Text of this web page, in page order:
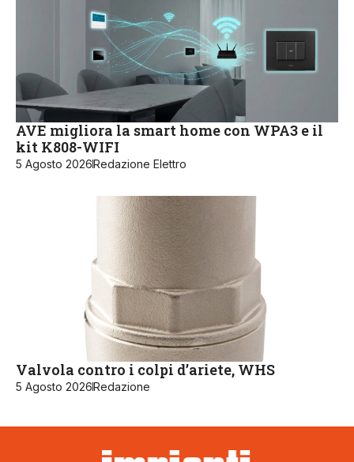
AVE migliora la smart home con WPA3 e il
kit K808-WIFI
5 Agosto 2026Redazione Elettro
Valvola contro i colpi d’ariete, WHS
5 Agosto 2026Redazione